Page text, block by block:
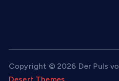
Copyright © 2026 Der Puls
Desert Themes